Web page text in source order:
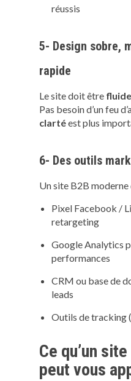
réussis
5- Design sobre,
rapide
Le site doit être
Pas besoin d’un feu
clartéest plus
6- Des outils
Un site B2B
Pixel Facebook /
retargeting
Google Analytics
performances
CRM ou base de
leads
Outils de tracking
Ce qu’un
peut vous